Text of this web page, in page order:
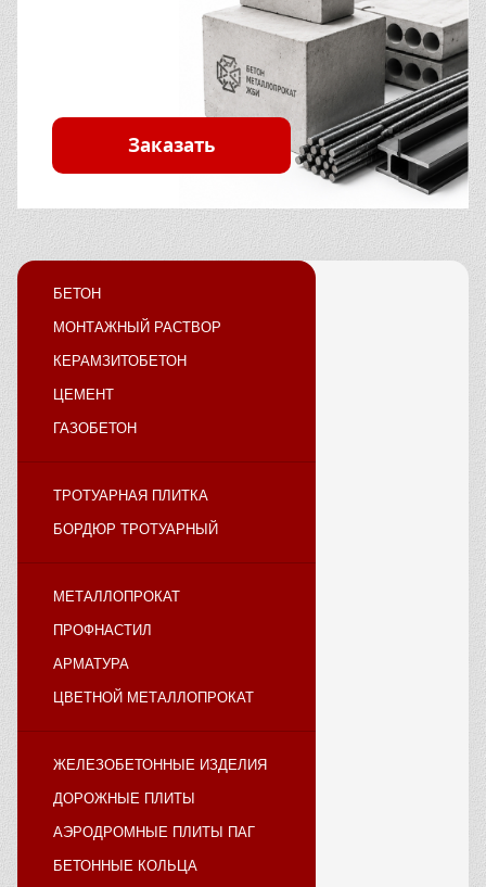
Заказать
БЕТОН
МОНТАЖНЫЙ РАСТВОР
КЕРАМЗИТОБЕТОН
ЦЕМЕНТ
ГАЗОБЕТОН
ТРОТУАРНАЯ ПЛИТКА
БОРДЮР ТРОТУАРНЫЙ
МЕТАЛЛОПРОКАТ
ПРОФНАСТИЛ
АРМАТУРА
ЦВЕТНОЙ МЕТАЛЛОПРОКАТ
ЖЕЛЕЗОБЕТОННЫЕ ИЗДЕЛИЯ
ДОРОЖНЫЕ ПЛИТЫ
АЭРОДРОМНЫЕ ПЛИТЫ ПАГ
БЕТОННЫЕ КОЛЬЦА